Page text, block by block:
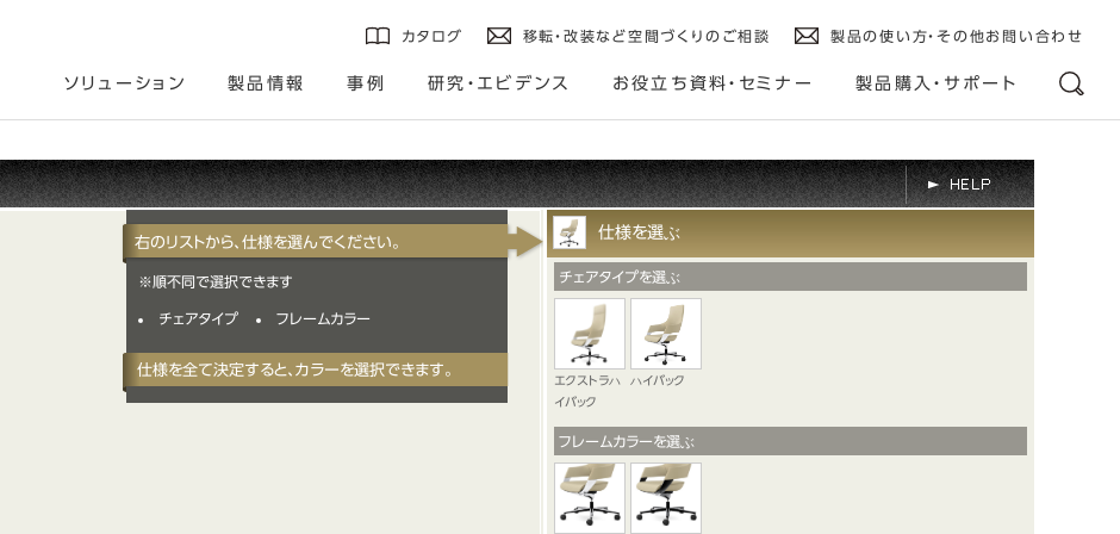
カタログ 移転・改装など空間づくりのご相談 製品の使い方・その他お問い合わせ
ソリューション 製品情報 事例 研究・エビデンス お役立ち資料・セミナー 製品購入・サポート
右のリストから、仕様を選んでください。
※順不同で選択できます
チェアタイプ フレームカラー
仕様を全て決定すると、カラーを選択できます。
仕様を選ぶ
チェアタイプを選ぶ
エクストラハ
イバック
ハイバック
フレームカラーを選ぶ